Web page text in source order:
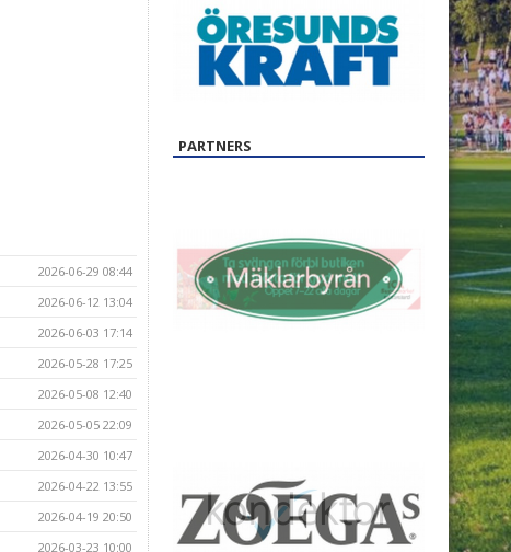
2026-06-29 08:44
2026-06-12 13:04
2026-06-03 17:14
2026-05-28 17:25
2026-05-08 12:40
2026-05-05 22:09
2026-04-30 10:47
2026-04-22 13:55
2026-04-19 20:50
2026-03-23 10:00
PARTNERS